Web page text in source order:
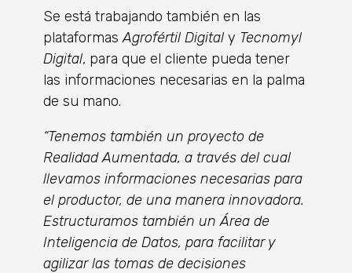
Se está trabajando también en las
plataformasAgrofértil Digital y Tecnomyl
Digital, para que el cliente pueda tener
las informaciones necesarias en la palma
de su mano.
“Tenemos también un proyecto de
Realidad Aumentada, a través del cual
llevamos informaciones necesarias para
el productor, de una manera innovadora.
Estructuramos también un Área de
Inteligencia de Datos, para facilitar y
agilizar las tomas de decisiones